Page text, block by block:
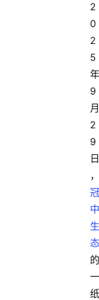
2
0
2
5
年
9
月
2
9
日
，
冠
中
生
态
的
一
纸